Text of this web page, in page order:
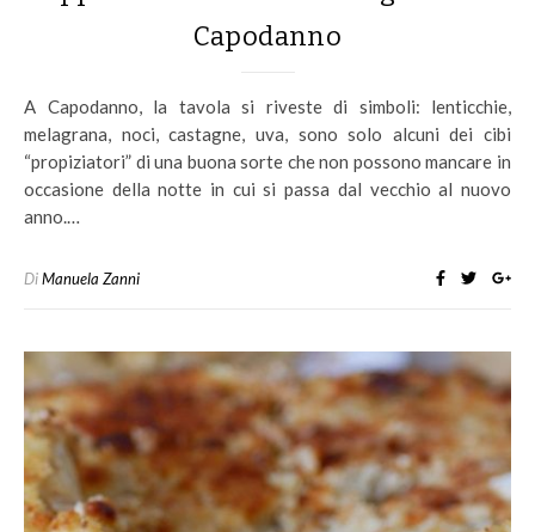
Capodanno
A Capodanno, la tavola si riveste di simboli: lenticchie,
melagrana, noci, castagne, uva, sono solo alcuni dei cibi
“propiziatori” di una buona sorte che non possono mancare in
occasione della notte in cui si passa dal vecchio al nuovo
anno.…
DiManuela Zanni